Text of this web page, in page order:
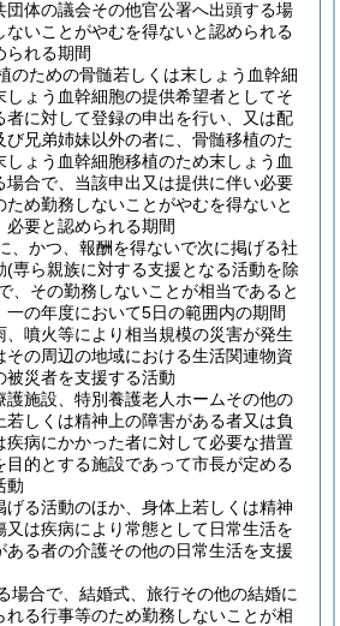
団体の議会その他官公署へ出頭する場
ないことがやむを得ないと認められる
れる期間
のための骨髄若しくは末しょう血幹細
しょう血幹細胞の提供希望者としてそ
者に対して登録の申出を行い、又は配
び兄弟姉妹以外の者に、骨髄移植のた
しょう血幹細胞移植のため末しょう血
場合で、当該申出又は提供に伴い必要
ため勤務しないことがやむを得ないと
要と認められる期間
、かつ、報酬を得ないで次に掲げる社
(専ら親族に対する支援となる活動を除
、その勤務しないことが相当であると
の年度において5日の範囲内の期間
、噴火等により相当規模の災害が発生
その周辺の地域における生活関連物資
被災者を支援する活動
護施設、特別養護老人ホームその他の
若しくは精神上の障害がある者又は負
疾病にかかった者に対して必要な措置
目的とする施設であって市長が定める
動
げる活動のほか、身体上若しくは精神
又は疾病により常態として日常生活を
ある者の介護その他の日常生活を支援
場合で、結婚式、旅行その他の結婚に
れる行事等のため勤務しないことが相